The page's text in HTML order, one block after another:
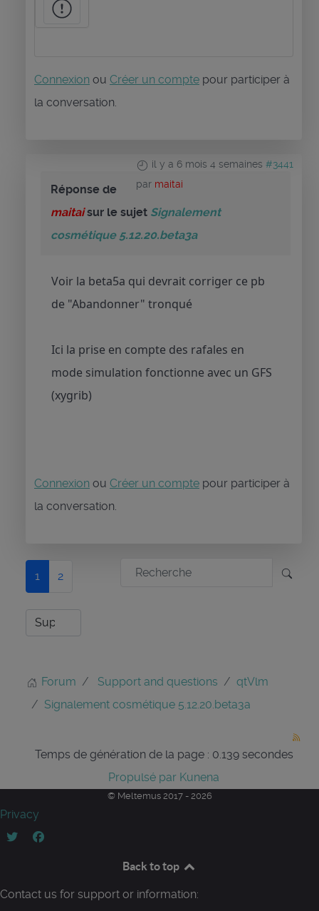
Connexion ou Créer un compte pour participer à
la conversation.
il y a 6 mois 4 semaines #3441
par maitai
Réponse de
maitaisur le sujet Signalement
cosmétique 5.12.20.beta3a
Voir la beta5a qui devrait corriger ce pb
de "Abandonner" tronqué
Ici la prise en compte des rafales en
mode simulation fonctionne avec un GFS
(xygrib)
Connexion ou Créer un compte pour participer à
la conversation.
1 2
Forum Support and questions
qtVlm
Signalement cosmétique 5.12.20.beta3a
Temps de génération de la page : 0.139 secondes
Propulsé par Kunena
© Meltemus 2017 - 2026
Privacy
Back to top
Contact us for support or information: